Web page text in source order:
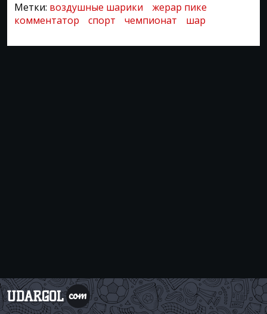
Метки: воздушные шарики
жерар пике
комментатор
спорт чемпионат шар